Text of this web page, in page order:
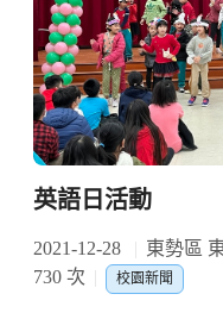
英語日活動
2021-12-28 東勢區
730 次
校園新聞